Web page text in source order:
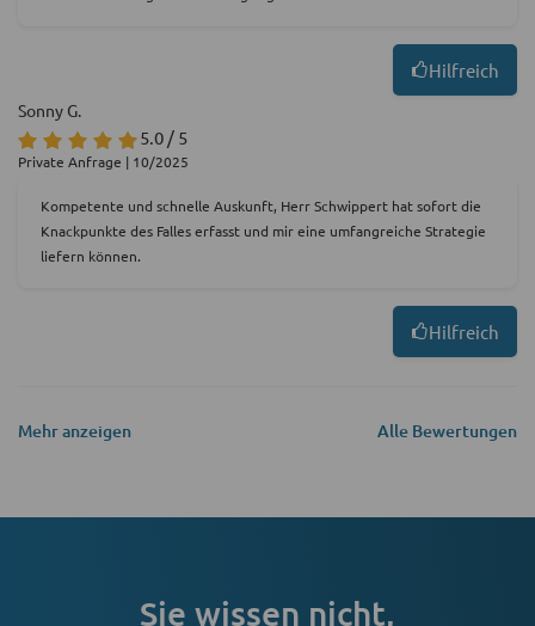
Hilfreich
Sonny G.
5.0 / 5
Private Anfrage | 10/2025
Kompetente und schnelle Auskunft, Herr Schwippert hat sofort die
Knackpunkte des Falles erfasst und mir eine umfangreiche Strategie
liefern können.
Hilfreich
Mehr anzeigen Alle Bewertungen
Sie wissen nicht,